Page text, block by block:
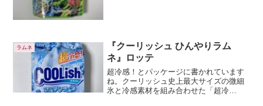
ラムネ
『クーリッシュ ひんやりラム
ネ』ロッテ
超冷感！とパッケージに書かれています
ね。クーリッシュ史上最大サイズの微細
氷と冷感素材を組み合わせた「超冷